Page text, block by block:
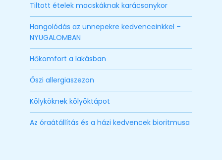
Tiltott ételek macskáknak karácsonykor
Hangolódás az ünnepekre kedvenceinkkel –
NYUGALOMBAN
Hőkomfort a lakásban
Őszi allergiaszezon
Kölyköknek kölyöktápot
Az óraátállítás és a házi kedvencek bioritmusa